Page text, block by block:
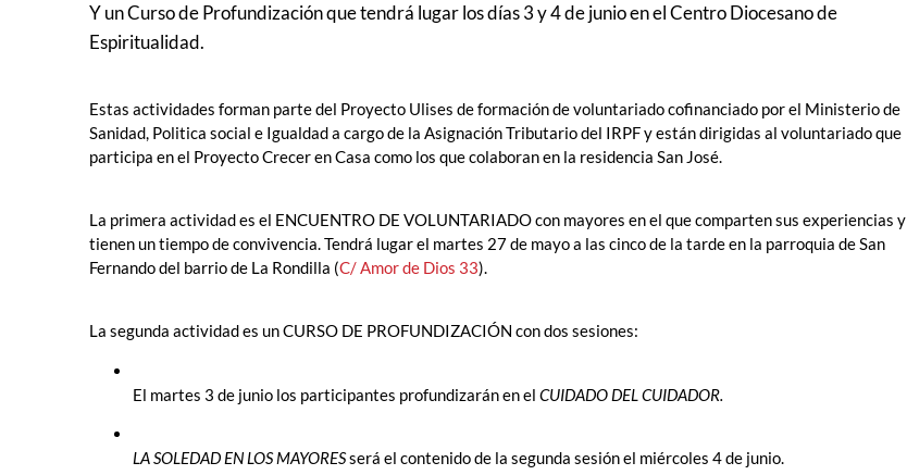
Y un Curso de Profundización que tendrá lugar los días 3 y 4 de junio en el Centro Diocesano de
Espiritualidad.
Estas actividades forman parte del Proyecto Ulises de formación de voluntariado cofinanciado por el Ministerio de
Sanidad, Politica social e Igualdad a cargo de la Asignación Tributario del IRPF y están dirigidas al voluntariado que
participa en el Proyecto Crecer en Casa como los que colaboran en la residencia San José.
La primera actividad es el ENCUENTRO DE VOLUNTARIADO con mayores en el que comparten sus experiencias y
tienen un tiempo de convivencia. Tendrá lugar el martes 27 de mayo a las cinco de la tarde en la parroquia de San
Fernando del barrio de La Rondilla (C/ Amor de Dios 33).
La segunda actividad es un CURSO DE PROFUNDIZACIÓN con dos sesiones:
El martes 3 de junio los participantes profundizarán en el CUIDADO DEL CUIDADOR.
LA SOLEDAD EN LOS MAYORESserá el contenido de la segunda sesión el miércoles 4 de junio.